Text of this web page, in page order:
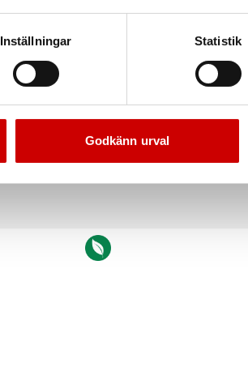
Inställningar Statistik
Godkänn urval